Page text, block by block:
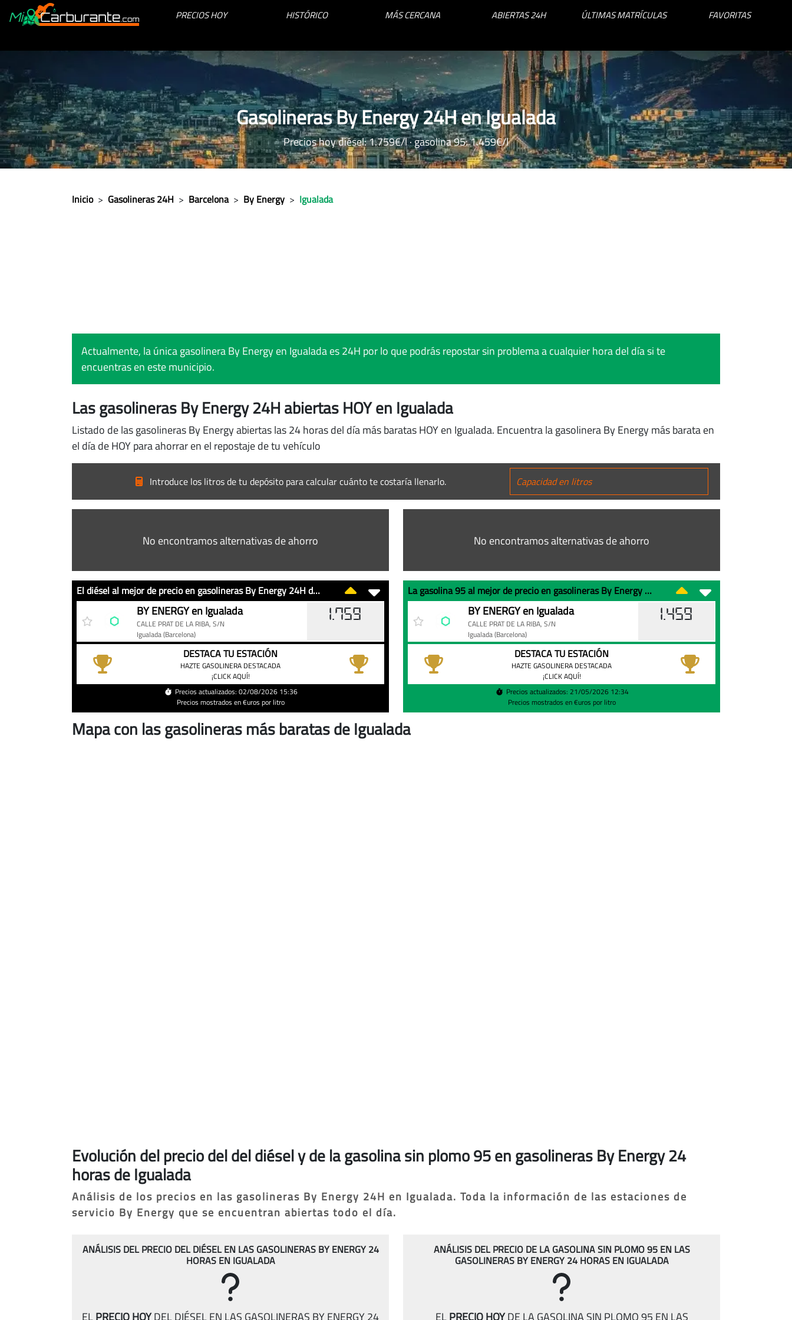
PRECIOS HOY HISTÓRICO MÁS CERCANA ABIERTAS 24H ÚLTIMAS MATRÍCULAS FAVORITAS
Gasolineras By Energy 24H en Igualada
Precios hoy diésel: 1.759€/l · gasolina 95: 1.459€/l
Inicio > Gasolineras 24H > Barcelona > By Energy > Igualada
Actualmente, la única gasolinera By Energy en Igualada es 24H por lo que podrás repostar sin problema a cualquier hora del día si te
encuentras en este municipio.
Las gasolineras By Energy 24H abiertas HOY en Igualada
Listado de las gasolineras By Energy abiertas las 24 horas del día más baratas HOY en Igualada. Encuentra la gasolinera By Energy más barata en
el día de HOY para ahorrar en el repostaje de tu vehículo
Introduce los litros de tu depósito para calcular cuánto te costaría llenarlo.
No encontramos alternativas de ahorro
El diésel al mejor de precio en gasolineras By Energy 24H de Igualada
diésel
precio
By
Energy
PrecioBY ENERGY en Igualada
CALLE PRAT DE LA RIBA, S/N
Igualada(Barcelona)
1.759
DESTACA TU ESTACIÓN
HAZTE GASOLINERA DESTACADA
¡CLICK AQUÍ!
Precios actualizados: 02/08/2026 15:36
Precios mostrados en €uros por litro
No encontramos alternativas de ahorro
La gasolina 95 al mejor de precio en gasolineras By Energy 24H de Igualada
gasolina
mejor
By
PrecioBY ENERGY en Igualada
CALLE PRAT DE LA RIBA, S/N
Igualada(Barcelona)
1.459
DESTACA TU ESTACIÓN
HAZTE GASOLINERA DESTACADA
¡CLICK AQUÍ!
Precios actualizados: 21/05/2026 12:34
Precios mostrados en €uros por litro
Mapa con las gasolineras más baratas de Igualada
Evolución del precio del del diésel y de la gasolina sin plomo 95 en gasolineras By Energy 24
horas de Igualada
Análisis de los precios en las gasolineras By Energy 24H en Igualada. Toda la información de las estaciones de
servicio By Energy que se encuentran abiertas todo el día.
ANÁLISIS DEL PRECIO DEL DIÉSEL EN LAS GASOLINERAS BY ENERGY 24
HORAS EN IGUALADA
ELPRECIO HOYDEL DIÉSEL EN LAS GASOLINERAS BY ENERGY 24
ANÁLISIS DEL PRECIO DE LA GASOLINA SIN PLOMO 95 EN LAS
GASOLINERAS BY ENERGY 24 HORAS EN IGUALADA
ELPRECIO HOYDE LA GASOLINA SIN PLOMO 95 EN LAS